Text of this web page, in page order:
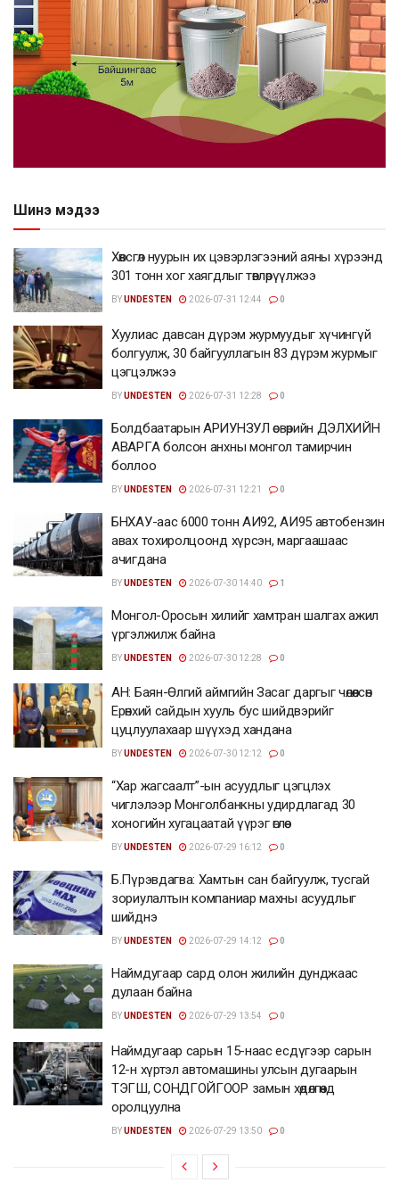
Шинэ мэдээ
Хөвсгөл нуурын их цэвэрлэгээний аяны хүрээнд
301 тонн хог хаягдлыг төвлөрүүлжээ
BYUNDESTEN 2026-07-31 12:44 0
Хуулиас давсан дүрэм журмуудыг хүчингүй
болгуулж, 30 байгууллагын 83 дүрэм журмыг
цэгцэлжээ
BYUNDESTEN 2026-07-31 12:28 0
Болдбаатарын АРИУНЗУЛ өсвөрийн ДЭЛХИЙН
АВАРГА болсон анхны монгол тамирчин
боллоо
BYUNDESTEN 2026-07-31 12:21 0
БНХАУ-аас 6000 тонн АИ92, АИ95 автобензин
авах тохиролцоонд хүрсэн, маргаашаас
ачигдана
BYUNDESTEN 2026-07-30 14:40 1
Монгол-Оросын хилийг хамтран шалгах ажил
үргэлжилж байна
BYUNDESTEN 2026-07-30 12:28 0
АН: Баян-Өлгий аймгийн Засаг даргыг чөлөөлсөн
Ерөнхий сайдын хууль бус шийдвэрийг
цуцлуулахаар шүүхэд хандана
BYUNDESTEN 2026-07-30 12:12 0
“Хар жагсаалт”-ын асуудлыг цэгцлэх
чиглэлээр Монголбанкны удирдлагад 30
хоногийн хугацаатай үүрэг өглөө
BYUNDESTEN 2026-07-29 16:12 0
Б.Пүрэвдагва: Хамтын сан байгуулж, тусгай
зориулалтын компаниар махны асуудлыг
шийднэ
BYUNDESTEN 2026-07-29 14:12 0
Наймдугаар сард олон жилийн дунджаас
дулаан байна
BYUNDESTEN 2026-07-29 13:54 0
Наймдугаар сарын 15-наас есдүгээр сарын
12-н хүртэл автомашины улсын дугаарын
ТЭГШ, СОНДГОЙГООР замын хөдөлгөөнд
оролцуулна
BYUNDESTEN 2026-07-29 13:50 0